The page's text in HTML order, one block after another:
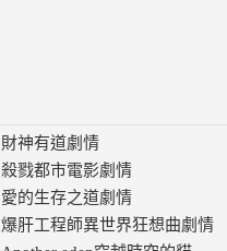
財神有道劇情
殺戮都市電影劇情
愛的生存之道劇情
爆肝工程師異世界狂想曲劇情